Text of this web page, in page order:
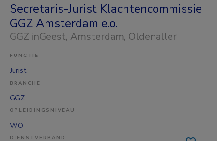
Secretaris-Jurist Klachtencommissie
GGZ Amsterdam e.o.
GGZ inGeest, Amsterdam, Oldenaller
FUNCTIE
Jurist
BRANCHE
GGZ
OPLEIDINGSNIVEAU
WO
DIENSTVERBAND